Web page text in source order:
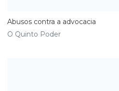
Abusos contra a advocacia
O Quinto Poder